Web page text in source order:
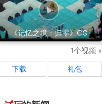
《记忆之境：归零》CG
1个视频 »
下载 礼包